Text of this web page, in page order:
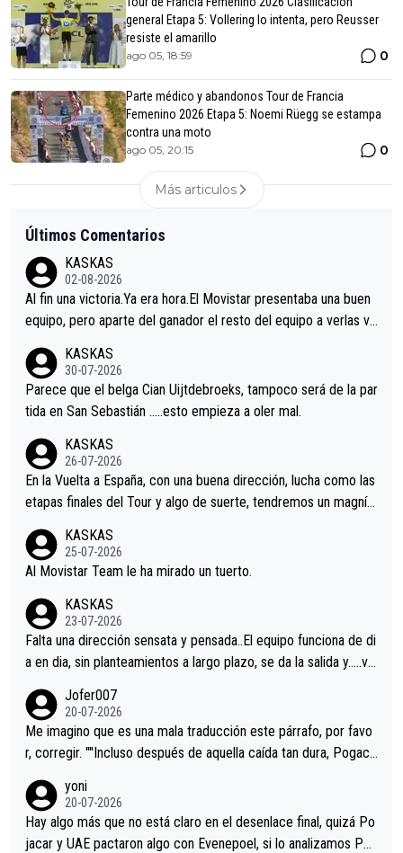
general Etapa 5: Vollering lo intenta, pero Reusser
resiste el amarillo
ago 05, 18:59 0
Parte médico y abandonos Tour de Francia
Femenino 2026 Etapa 5: Noemi Rüegg se estampa
contra una moto
ago 05, 20:15 0
Más articulos
Últimos Comentarios
KASKAS
02-08-2026
Al fin una victoria.Ya era hora.El Movistar presentaba una buen
equipo, pero aparte del ganador el resto del equipo a verlas ve
s.La única buena noticia es la mejoría de Enric Más en San Seb
astian.Si en la Vuelta a Burgos sigue la mejoría, podríamos ten
er alguna sorpresa en la Vuelta.Ojalá.
KASKAS
30-07-2026
Parece que el belga Cian Uijtdebroeks, tampoco será de la par
tida en San Sebastián …..esto empieza a oler mal.
KASKAS
26-07-2026
En la Vuelta a España, con una buena dirección, lucha como las
etapas finales del Tour y algo de suerte, tendremos un magnífi
KASKAS
25-07-2026
Al Movistar Team le ha mirado un tuerto.
KASKAS
23-07-2026
Falta una dirección sensata y pensada..El equipo funciona de di
a en dia, sin planteamientos a largo plazo, se da la salida y…..ve
Minguez, Velez etc etc.Me da pena vivir estos momentos tan
tristes sin victorias.
Jofer007
20-07-2026
Me imagino que es una mala traducción este párrafo, por favo
r, corregir. ""Incluso después de aquella caída tan dura, Pogaca
permaneció pegado a su rueda. Parecía increíble la forma en l
a que era capaz de controlar el miedo", recordó."
yoni
20-07-2026
Hay algo más que no está claro en el desenlace final, quizá Po
jacar y UAE pactaron algo con Evenepoel, si lo analizamos Poj